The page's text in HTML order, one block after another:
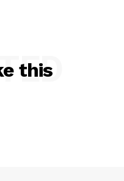
this